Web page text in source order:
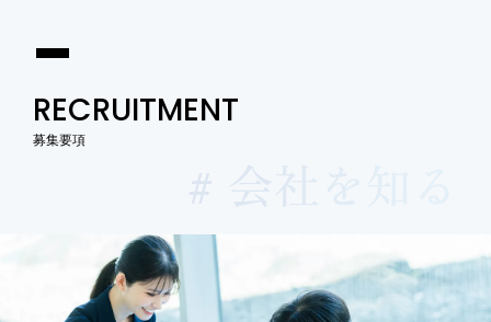
RECRUITMENT
募集要項
# 会社を知る